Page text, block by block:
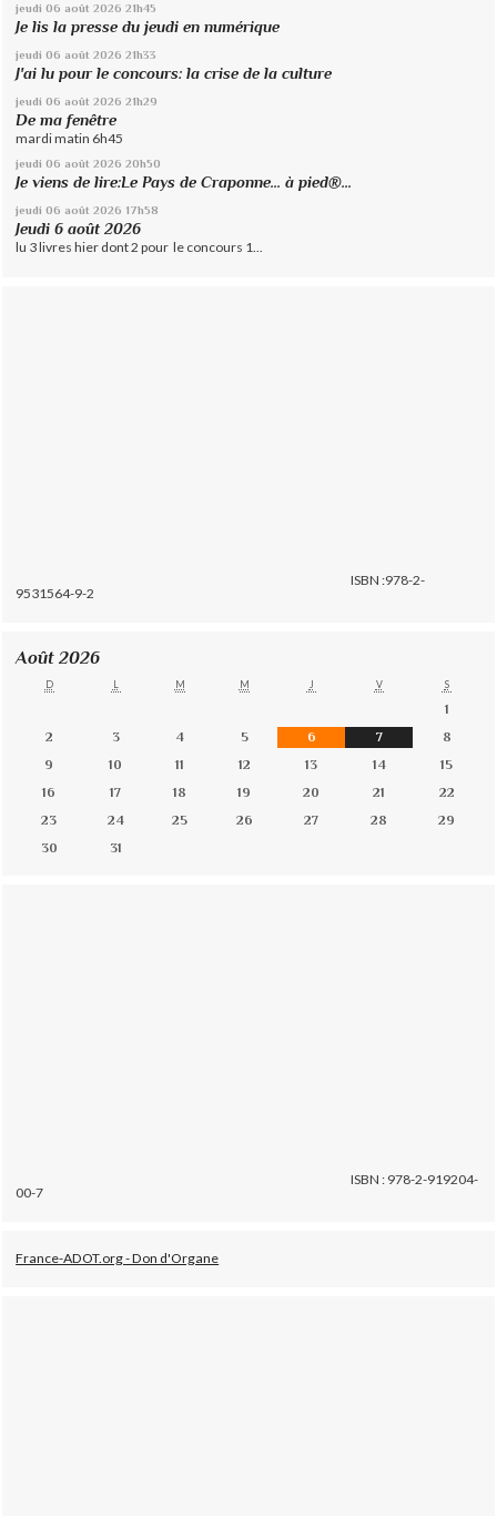
jeudi 06 août 2026 21h45
Je lis la presse du jeudi en numérique
jeudi 06 août 2026 21h33
J'ai lu pour le concours: la crise de la culture
jeudi 06 août 2026 21h29
De ma fenêtre
mardi matin 6h45
jeudi 06 août 2026 20h50
Je viens de lire:Le Pays de Craponne... à pied®...
jeudi 06 août 2026 17h58
Jeudi 6 août 2026
lu 3 livres hier dont 2 pour le concours 1...
ISBN :978-2-
9531564-9-2
Août 2026
D L M M J V S
1
2
3 4 5 6 7
8
9
10 11 12 13 14
15
16
17 18 19 20 21
22
23
24 25 26 27 28
29
30
31
ISBN : 978-2-919204-
00-7
France-ADOT.org - Don d'Organe